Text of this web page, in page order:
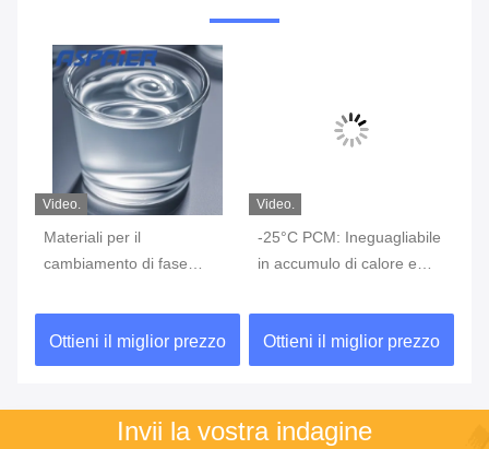
Video.
Materiali per il
cambiamento di fase
funzionare con precisione
alla temperatura specifica
di cambiamento di fase di
regno di capacità
Ottieni il miglior prezzo
Video.
-25°C PCM: Ineguagliabile
in accumulo di calore e
temperatura per
applicazioni a bassa
temperatura - Ha una
calore estremamente
Ottieni il miglior prezzo
Invii la vostra indagine